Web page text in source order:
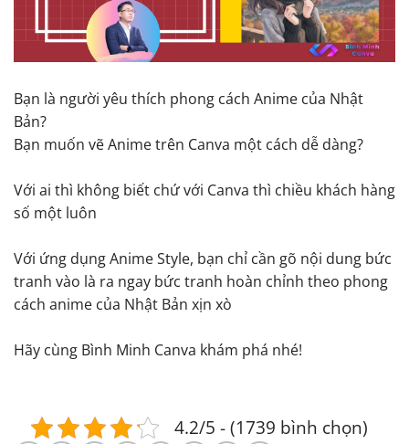
Bạn là người yêu thích phong cách Anime của Nhật
Bản?
Bạn muốn vẽ Anime trên Canva một cách dễ dàng?
Với ai thì không biết chứ với Canva thì chiều khách hàng
số một luôn
Với ứng dụng Anime Style, bạn chỉ cần gõ nội dung bức
tranh vào là ra ngay bức tranh hoàn chỉnh theo phong
cách anime của Nhật Bản xịn xò
Hãy cùng Bình Minh Canva khám phá nhé!
4.2/5 - (1739 bình chọn)